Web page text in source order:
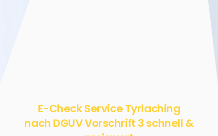
E-Check Service Tyrlaching
nach DGUV Vorschrift 3 schnell &